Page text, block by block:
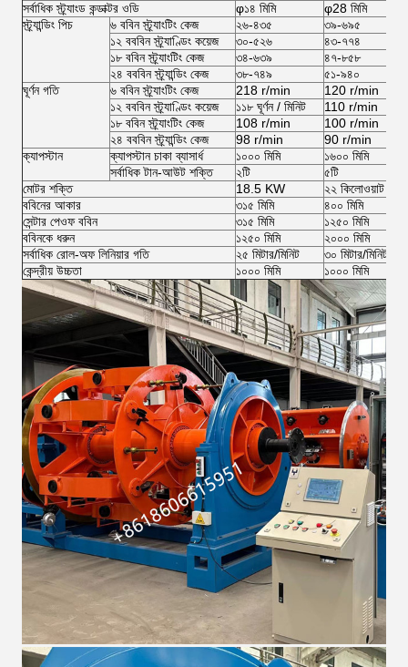
সর্বাধিক স্ট্র্যাংড কন্ডাক্টর ওডি
φ১৪ মিমি
φ28 মিমি
স্ট্র্যান্ডিং পিচ
৬ ববিন স্ট্র্যাংটিং কেজ ২৬-৪৩৫
৩৯-৬৯৫
১২ বববিন স্ট্র্যাণ্ডিং কয়েজ
৩০-৫২৬
৪৩-৭৭৪
১৮ ববিন স্ট্র্যাংটিং কেজ
৩৪-৬৩৯
৪৭-৮৫৮
২৪ বববিন স্ট্র্যান্ডিং কেজ
৩৮-৭৪৯
৫১-৯৪০
ঘূর্ণন গতি
৬ ববিন স্ট্র্যাংটিং কেজ 218 r/min
120 r/min
১২ বববিন স্ট্র্যাণ্ডিং কয়েজ
১১৮ ঘূর্ণন / মিনিট
110 r/min
১৮ ববিন স্ট্র্যাংটিং কেজ
108 r/min
100 r/min
২৪ বববিন স্ট্র্যান্ডিং কেজ
98 r/min
90 r/min
ক্যাপস্টান
ক্যাপস্টান চাকা ব্যাসার্ধ ১০০০ মিমি
১৬০০ মিমি
সর্বাধিক টান-আউট শক্তি
২টি
৫টি
মোটর শক্তি
18.5 KW
২২ কিলোওয়াট
ববিনের আকার
৩১৫ মিমি
৪০০ মিমি
সেন্টার পেওফ ববিন
৩১৫ মিমি
১২৫০ মিমি
ববিনকে ধরুন
১২৫০ মিমি
২০০০ মিমি
সর্বাধিক রোল-অফ লিনিয়ার গতি
২৫ মিটার/মিনিট
৩০ মিটার/মিনিট
কেন্দ্রীয় উচ্চতা
১০০০ মিমি ১০০০ মিমি